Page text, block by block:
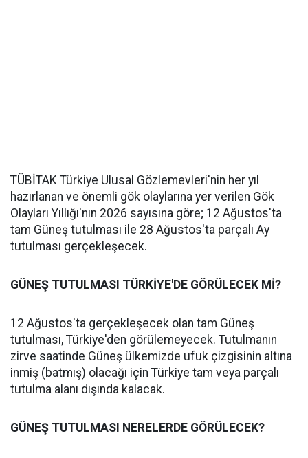
TÜBİTAK Türkiye Ulusal Gözlemevleri'nin her yıl
hazırlanan ve önemli gök olaylarına yer verilen Gök
Olayları Yıllığı'nın 2026 sayısına göre; 12 Ağustos'ta
tam Güneş tutulması ile 28 Ağustos'ta parçalı Ay
tutulması gerçekleşecek.
GÜNEŞ TUTULMASI TÜRKİYE'DE GÖRÜLECEK Mİ?
12 Ağustos'ta gerçekleşecek olan tam Güneş
tutulması, Türkiye'den görülemeyecek. Tutulmanın
zirve saatinde Güneş ülkemizde ufuk çizgisinin altına
inmiş (batmış) olacağı için Türkiye tam veya parçalı
tutulma alanı dışında kalacak.
GÜNEŞ TUTULMASI NERELERDE GÖRÜLECEK?